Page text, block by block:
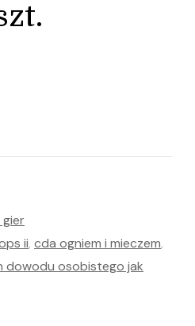
ii, cda ogniem i mieczem,
dowodu osobistego jak